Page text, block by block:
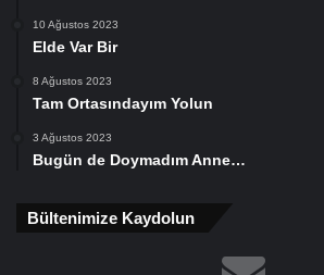
10 Ağustos 2023
Elde Var Bir
8 Ağustos 2023
Tam Ortasındayım Yolun
3 Ağustos 2023
Bugün de Doymadım Anne…
Bültenimize Kaydolun